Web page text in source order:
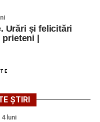
Urări și felicitări
|
ȘTIRI
luni